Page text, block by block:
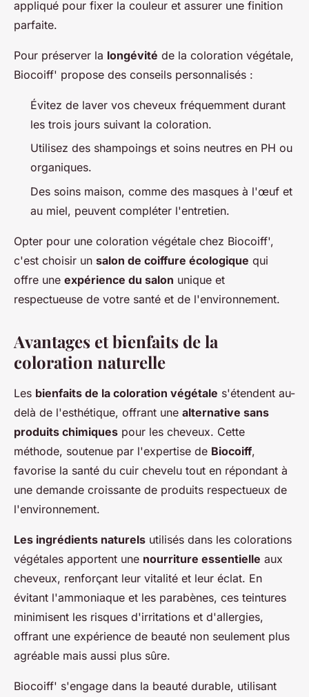
appliqué pour fixer la couleur et assurer une finition
parfaite.
Pour préserver la longévité de la coloration végétale,
Biocoiff' propose des conseils personnalisés :
Évitez de laver vos cheveux fréquemment durant
les trois jours suivant la coloration.
Utilisez des shampoings et soins neutres en PH ou
organiques.
Des soins maison, comme des masques à l'œuf et
au miel, peuvent compléter l'entretien.
Opter pour une coloration végétale chez Biocoiff',
c'est choisir un salon de coiffure écologique qui
offre une expérience du salon unique et
respectueuse de votre santé et de l'environnement.
Avantages et bienfaits de la
coloration naturelle
Les bienfaits de la coloration végétale s'étendent au-
delà de l'esthétique, offrant une alternative sans
produits chimiques pour les cheveux. Cette
méthode, soutenue par l'expertise de Biocoiff,
favorise la santé du cuir chevelu tout en répondant à
une demande croissante de produits respectueux de
l'environnement.
Les ingrédients naturels utilisés dans les colorations
végétales apportent une nourriture essentielle aux
cheveux, renforçant leur vitalité et leur éclat. En
évitant l'ammoniaque et les parabènes, ces teintures
minimisent les risques d'irritations et d'allergies,
offrant une expérience de beauté non seulement plus
agréable mais aussi plus sûre.
Biocoiff' s'engage dans la beauté durable, utilisant